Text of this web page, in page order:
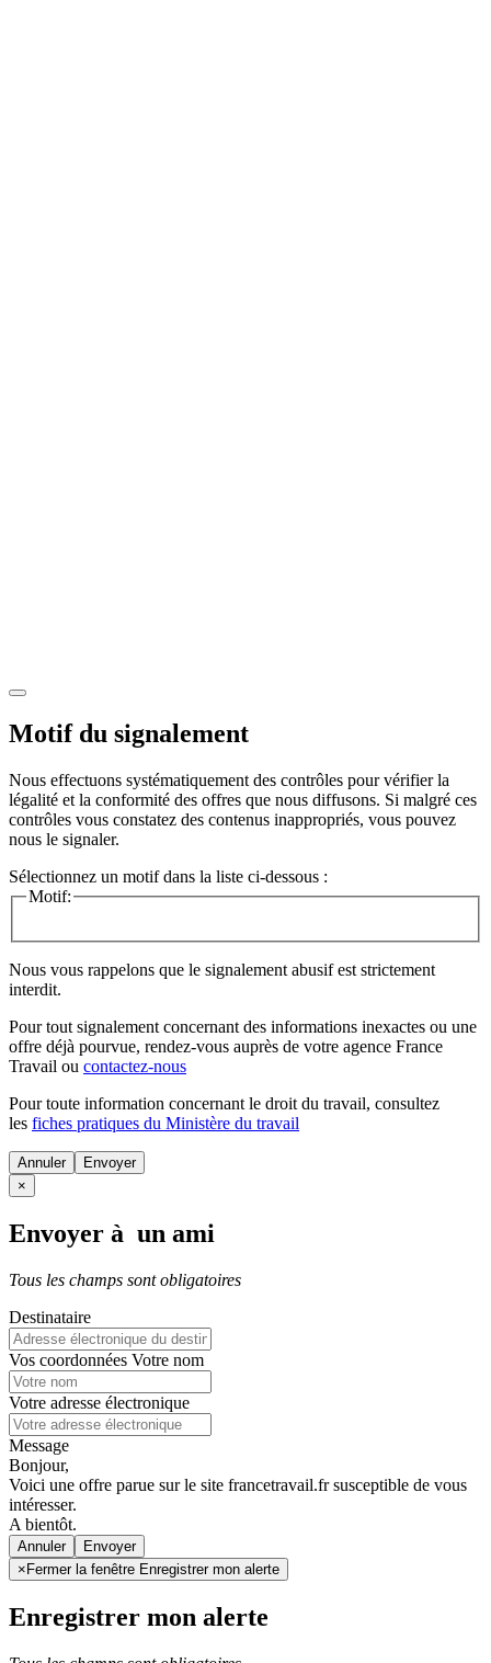
Motif du signalement
Nous effectuons systématiquement des contrôles pour vérifier la
légalité et la conformité des offres que nous diffusons. Si malgré ces
contrôles vous constatez des contenus inappropriés, vous pouvez
nous le signaler.
Sélectionnez un motif dans la liste ci-dessous :
Motif:
Nous vous rappelons que le signalement abusif est strictement
interdit.
Pour tout signalement concernant des informations inexactes ou une
offre déjà pourvue, rendez-vous auprès de votre agence France
Travail ou contactez-nous
Pour toute information concernant le droit du travail, consultez
les fiches pratiques du Ministère du travail
Annuler
×
Envoyer à un ami
Tous les champs sont obligatoires
Destinataire
Vos coordonnées Votre nom
Votre adresse électronique
Message
Bonjour,
Voici une offre parue sur le site francetravail.fr susceptible de vous
intéresser.
A bientôt.
Annuler
× Fermer la fenêtre Enregistrer mon alerte
Enregistrer mon alerte